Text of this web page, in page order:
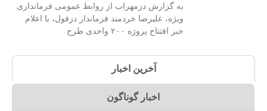
به گزارش دزمهراب از روابط عمومی فرمانداری
ویژه، علیرضا خردمند فرماندار دزفول، با اعلام
خبر افتتاح پروژه ۲۰۰ واحدی طرح
آخرین اخبار
اخبار گوناگون